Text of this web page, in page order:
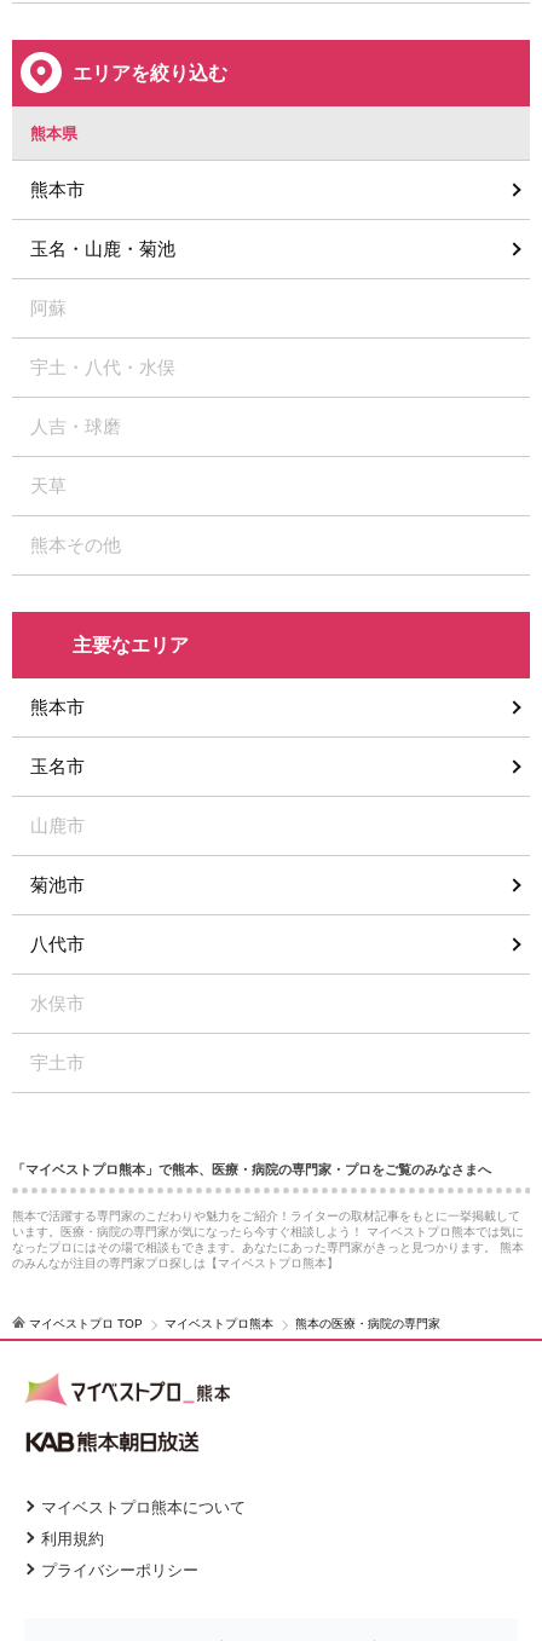
エリアを絞り込む
熊本県
熊本市
玉名・山鹿・菊池
阿蘇
宇土・八代・水俣
人吉・球磨
天草
熊本その他
主要なエリア
熊本市
玉名市
山鹿市
菊池市
八代市
水俣市
宇土市
「マイベストプロ熊本」で熊本、医療・病院の専門家・プロをご覧のみなさまへ
熊本で活躍する専門家のこだわりや魅力をご紹介！ライターの取材記事をもとに一挙掲載して
います。医療・病院の専門家が気になったら今すぐ相談しよう！ マイベストプロ熊本では気に
なったプロにはその場で相談もできます。あなたにあった専門家がきっと見つかります。 熊本
のみんなが注目の専門家プロ探しは【マイベストプロ熊本】
マイベストプロ TOP マイベストプロ熊本 熊本の医療・病院の専門家
マイベストプロ熊本について
利用規約
プライバシーポリシー